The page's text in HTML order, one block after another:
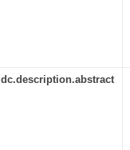
dc.description.abstract